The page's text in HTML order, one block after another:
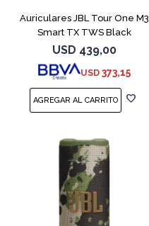
Auriculares JBL Tour One M3
Smart TX TWS Black
USD 439,00
USD 373,15